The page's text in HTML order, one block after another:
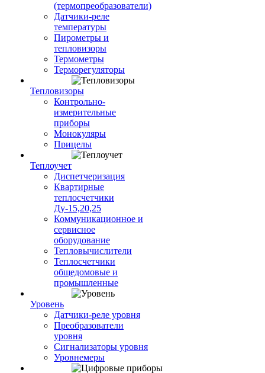
(термопреобразователи)
Датчики-реле
температуры
Пирометры и
тепловизоры
Термометры
Терморегуляторы
Тепловизоры
Контрольно-
измерительные
приборы
Монокуляры
Прицелы
Теплоучет
Диспетчеризация
Квартирные
теплосчетчики
Ду-15,20,25
Коммуникационное и
сервисное
оборудование
Тепловычислители
Теплосчетчики
общедомовые и
промышленные
Уровень
Датчики-реле уровня
Преобразователи
уровня
Сигнализаторы уровня
Уровнемеры